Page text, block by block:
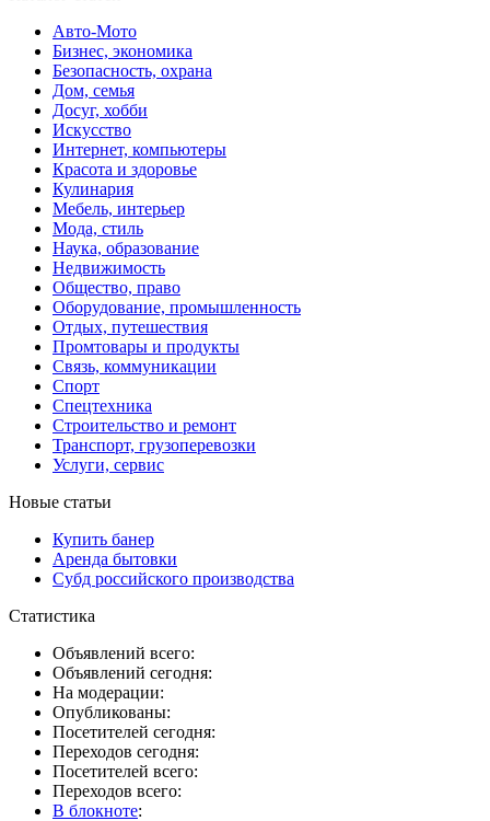
Авто-Мото
Бизнес, экономика
Безопасность, охрана
Дом, семья
Досуг, хобби
Искусство
Интернет, компьютеры
Красота и здоровье
Кулинария
Мебель, интерьер
Мода, стиль
Наука, образование
Недвижимость
Общество, право
Оборудование, промышленность
Отдых, путешествия
Промтовары и продукты
Связь, коммуникации
Спорт
Спецтехника
Строительство и ремонт
Транспорт, грузоперевозки
Услуги, сервис
Новые статьи
Купить банер
Аренда бытовки
Субд российского производства
Статистика
Объявлений всего:
Объявлений сегодня:
На модерации:
Опубликованы:
Посетителей сегодня:
Переходов сегодня:
Посетителей всего:
Переходов всего:
В блокноте: